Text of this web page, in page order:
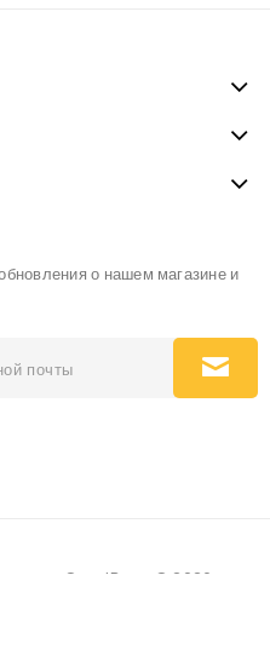
о нашем магазине и
и сумок GoodBags © 2026